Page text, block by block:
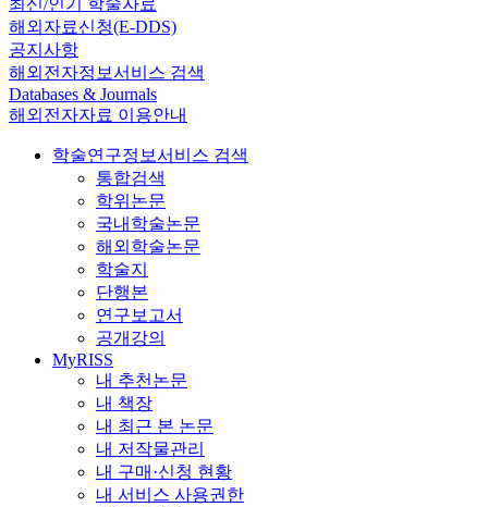
최신/인기 학술자료
해외자료신청(E-DDS)
공지사항
해외전자정보서비스 검색
Databases & Journals
해외전자자료 이용안내
학술연구정보서비스 검색
통합검색
학위논문
국내학술논문
해외학술논문
학술지
단행본
연구보고서
공개강의
MyRISS
내 추천논문
내 책장
내 최근 본 논문
내 저작물관리
내 구매·신청 현황
내 서비스 사용권한